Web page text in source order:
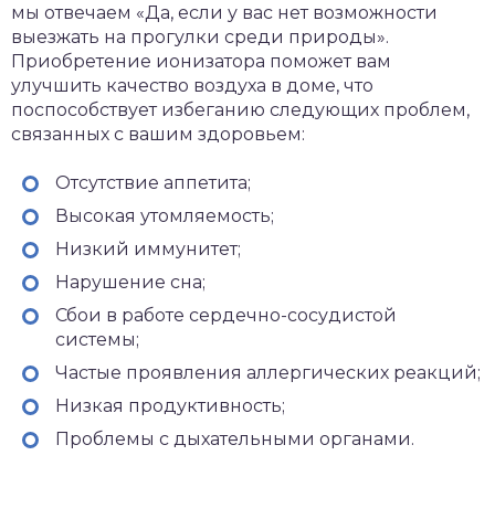
мы отвечаем «Да, если у вас нет возможности
выезжать на прогулки среди природы».
Приобретение ионизатора поможет вам
улучшить качество воздуха в доме, что
поспособствует избеганию следующих проблем,
связанных с вашим здоровьем:
Отсутствие аппетита;
Высокая утомляемость;
Низкий иммунитет;
Нарушение сна;
Сбои в работе сердечно-сосудистой
системы;
Частые проявления аллергических реакций;
Низкая продуктивность;
Проблемы с дыхательными органами.